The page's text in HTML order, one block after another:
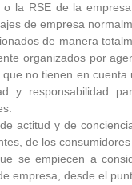
la RSE de la
de empresa
de manera
organizados por
no tienen en cuenta
y responsabilidad
actitud y de
de los
se empiecen a
empresa, desde el